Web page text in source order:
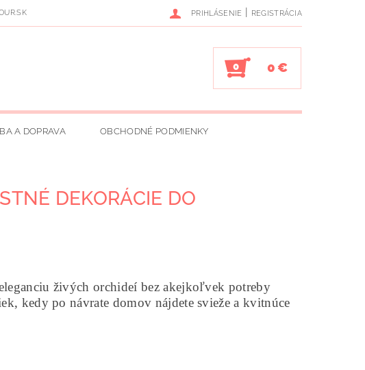
PRIHLÁSENIE | REGISTRÁCIA
0 0 €
A DOPRAVA OBCHODNÉ PODMIENKY
DEKORÁCIE DO
živých orchideí bez akejkoľvek potreby
kedy po návrate domov nájdete svieže a kvitnúce